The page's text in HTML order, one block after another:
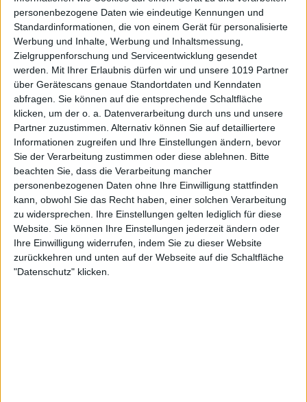
personenbezogene Daten wie eindeutige Kennungen und
Standardinformationen, die von einem Gerät für personalisierte
Werbung und Inhalte, Werbung und Inhaltsmessung,
Zielgruppenforschung und Serviceentwicklung gesendet
werden.
Mit Ihrer Erlaubnis dürfen wir und unsere 1019 Partner
über Gerätescans genaue Standortdaten und Kenndaten
abfragen. Sie können auf die entsprechende Schaltfläche
klicken, um der o. a. Datenverarbeitung durch uns und unsere
Partner zuzustimmen. Alternativ können Sie auf detailliertere
Informationen zugreifen und Ihre Einstellungen ändern, bevor
Sie der Verarbeitung zustimmen oder diese ablehnen.
Bitte
beachten Sie, dass die Verarbeitung mancher
personenbezogenen Daten ohne Ihre Einwilligung stattfinden
kann, obwohl Sie das Recht haben, einer solchen Verarbeitung
zu widersprechen. Ihre Einstellungen gelten lediglich für diese
Website. Sie können Ihre Einstellungen jederzeit ändern oder
Ihre Einwilligung widerrufen, indem Sie zu dieser Website
zurückkehren und unten auf der Webseite auf die Schaltfläche
"Datenschutz" klicken.